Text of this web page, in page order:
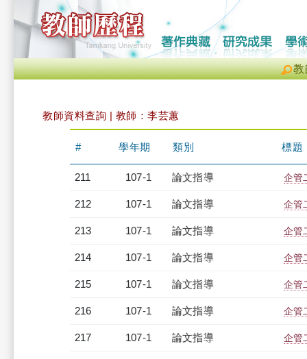
教
教師資料查詢 | 教師：李芸蕙
# 學年期 類別 標題
211 107-1 論文指導 企管
212 107-1 論文指導 企管
213 107-1 論文指導 企管
214 107-1 論文指導 企管
215 107-1 論文指導 企管
216 107-1 論文指導 企管
217 107-1 論文指導 企管